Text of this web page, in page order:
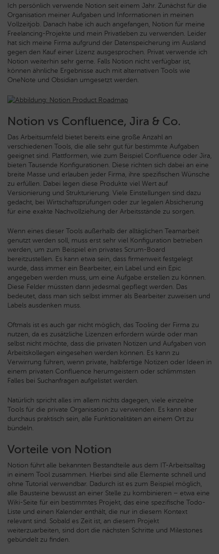
Ich persönlich verwende Notion seit einem Jahr. Zunächst für die
Organisation meiner Aufgaben und Informationen in meinen
Vollzeitjob. Danach habe ich auch angefangen, Notion für meine
Freelancing-Projekte und mein Privatleben zu verwenden. Leider
hat sich meine Firma aufgrund der Datenspeicherung im Ausland
gegen den Kauf einer Lizenz ausgesprochen. Privat verwende ich
Notion weiterhin sehr gerne. Falls Notion nicht verfügbar ist,
können ähnliche Ergebnisse auch mit alternativen Tools wie
OneNote und Obsidian umgesetzt werden.
Notion vs Confluence, Jira & Co.
Das Arbeitsumfeld bietet bereits eine große Anzahl an
verschiedenen Tools, die alle sehr gut für bestimmte Aufgaben
geeignet sind. Plattformen, wie zum Beispiel Confluence oder Jira,
bieten Tausende Konfigurationen. Diese richten sich dabei an eine
breite Masse und erlauben jeder Firma, ihre spezifischen Wünsche
zu erfüllen. Dabei legen diese Produkte viel Wert auf
Versionierung und Strukturierung. Viele Einstellungen sind dazu
gedacht, bei Wirtschaftsprüfungen oder zur legalen Absicherung
für eine exakte Nachvollziehung der Arbeitsstände zu sorgen.
Wenn eines dieser Tools außerhalb der alltäglichen Teamarbeit
genutzt werden soll, muss erst sehr viel Konfiguration betrieben
werden, um zum Beispiel ein privates Scrum-Board
bereitzustellen. Es kann etwa sein, dass firmenweit festgelegt
wurde, dass immer ein Bearbeiter, ein Label und ein Epic
angegeben werden muss, um eine Aufgabe erstellen zu können.
Diese Felder müssten dann jedesmal gepflegt werden. Das
bedeutet, dass man sich selbst immer als Bearbeiter zuweisen und
Labels ausdenken muss.
Oftmals ist es auch gar nicht möglich, das Tooling der Firma zu
nutzen, da es zusätzliche Lizenzen erfordern würde oder man
selbst nicht möchte, dass die privaten Notizen und Aufgaben von
Arbeitskollegen eingesehen werden können. Es kann zu
Verwirrung führen, wenn private, halbfertige Notizen oder Ideen in
einem privaten Confluence herumgeistern oder schlimmsten
Falles bei Suchanfragen aufgelistet werden.
Natürlich spricht alles im allem nichts dagegen, viele einzelne
Tools für die private Organisation zu verwenden. Es kann aber
durchaus praktisch sein, alle Funktionalitäten an einem Ort zu
bündeln.
Vorteile von Notion
Notion führt alle bekannten Bestandteile aus dem IT-Arbeitsalltag
in einem Tool zusammen. Hierbei sind alle Elemente schnell und
ohne Tutorial verwendbar. Dadurch ist es zum Beispiel möglich,
alle Bausteine bewusst an einer Stelle zu kombinieren – etwa eine
Wiki-Seite für ein bestimmtes Projekt, das eine spezifische Todo-
Liste und einen Kalender enthält, die nur in diesem Kontext
relevant sind. Sobald es Zeit ist, an diesem Projekt
weiterzuarbeiten, sind dort die nächsten Schritte und Milestones
gebündelt zu finden.